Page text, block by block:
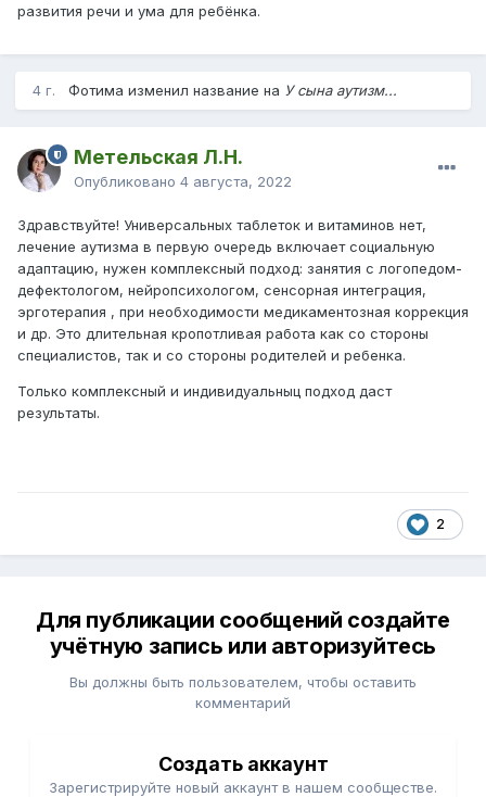
развития речи и ума для ребёнка.
4 г. Фотима изменил название на У сына аутизм...
Метельская Л.Н.
Опубликовано 4 августа, 2022
Здравствуйте! Универсальных таблеток и витаминов нет,
лечение аутизма в первую очередь включает социальную
адаптацию, нужен комплексный подход: занятия с логопедом-
дефектологом, нейропсихологом, сенсорная интеграция,
эрготерапия , при необходимости медикаментозная коррекция
и др. Это длительная кропотливая работа как со стороны
специалистов, так и со стороны родителей и ребенка.
Только комплексный и индивидуальныц подход даст
результаты.
2
Для публикации сообщений создайте
учётную запись или авторизуйтесь
Вы должны быть пользователем, чтобы оставить
комментарий
Создать аккаунт
Зарегистрируйте новый аккаунт в нашем сообществе.